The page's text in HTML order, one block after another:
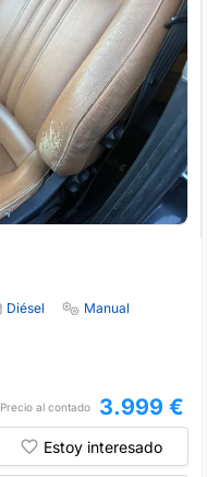
Diésel
Manual
Precio al contado 3.999 €
Estoy interesado